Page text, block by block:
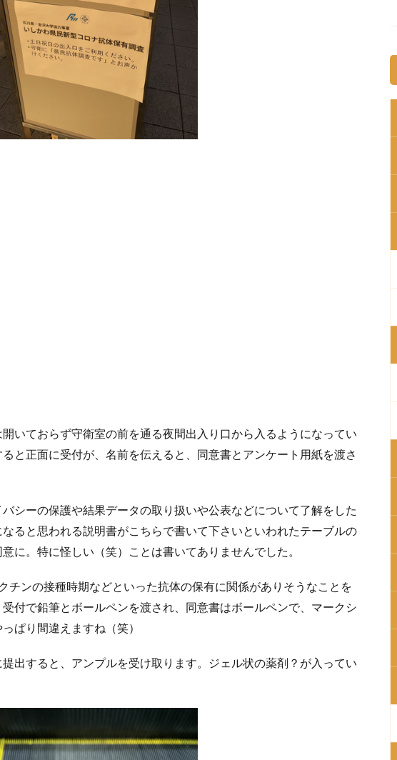
いておらず守衛室の前を通る夜間出入り口から入るようになってい
と正面に受付が、名前を伝えると、同意書とアンケート用紙を渡さ
シーの保護や結果データの取り扱いや公表などについて了解をした
ると思われる説明書がこちらで書いて下さいといわれたテーブルの
に。特に怪しい（笑）ことは書いてありませんでした。
チンの接種時期などといった抗体の保有に関係がありそうなことを
付で鉛筆とボールペンを渡され、同意書はボールペンで、マークシ
ぱり間違えますね（笑）
出すると、アンプルを受け取ります。ジェル状の薬剤？が入ってい